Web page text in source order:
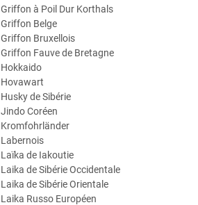
Griffon à Poil Dur Korthals
Griffon Belge
Griffon Bruxellois
Griffon Fauve de Bretagne
Hokkaido
Hovawart
Husky de Sibérie
Jindo Coréen
Kromfohrländer
Labernois
Laïka de Iakoutie
Laika de Sibérie Occidentale
Laika de Sibérie Orientale
Laika Russo Européen